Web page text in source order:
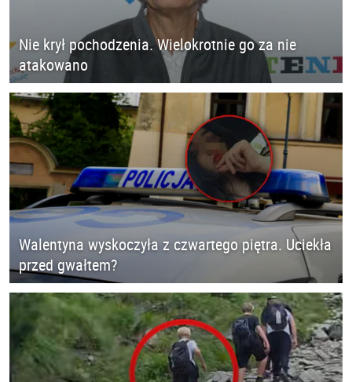
Nie krył pochodzenia. Wielokrotnie go za nie
atakowano
Walentyna wyskoczyła z czwartego piętra. Uciekła
przed gwałtem?